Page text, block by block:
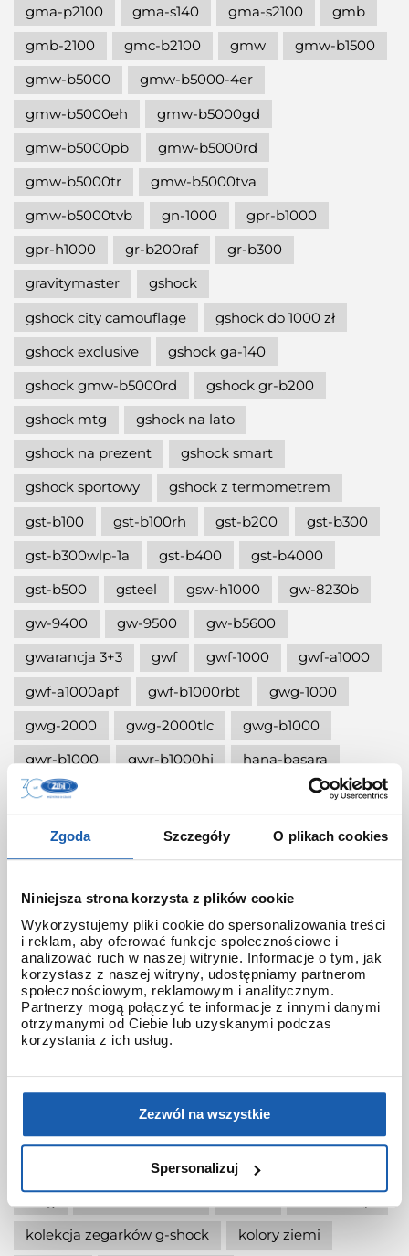
Zgoda Szczegóły O plikach cookies
Niniejsza strona korzysta z plików cookie
Wykorzystujemy pliki cookie do spersonalizowania treści
i reklam, aby oferować funkcje społecznościowe i
analizować ruch w naszej witrynie. Informacje o tym, jak
korzystasz z naszej witryny, udostępniamy partnerom
społecznościowym, reklamowym i analitycznym.
Partnerzy mogą połączyć te informacje z innymi danymi
otrzymanymi od Ciebie lub uzyskanymi podczas
korzystania z ich usług.
Zezwól na wszystkie
Spersonalizuj
gma-p2100
gma-s140 gma-s2100
gmb
gmb-2100
gmc-b2100 gmw
gmw-b1500
gmw-b5000
gmw-b5000-4er
gmw-b5000eh
gmw-b5000gd
gmw-b5000pb
gmw-b5000rd
gmw-b5000tr
gmw-b5000tva
gmw-b5000tvb
gn-1000
gpr-b1000
gpr-h1000
gr-b200raf
gr-b300
gravitymaster
gshock
gshock city camouflage
gshock do 1000 zł
gshock exclusive
gshock ga-140
gshock gmw-b5000rd
gshock gr-b200
gshock mtg
gshock na lato
gshock na prezent
gshock smart
gshock sportowy
gshock z termometrem
gst-b100
gst-b100rh gst-b200
gst-b300
gst-b300wlp-1a
gst-b400
gst-b4000
gst-b500
gsteel gsw-h1000
gw-8230b
gw-9400
gw-9500
gw-b5600
gwarancja 3+3
gwf gwf-1000
gwf-a1000
gwf-a1000apf
gwf-b1000rbt
gwg-1000
gwg-2000
gwg-2000tlc
gwg-b1000
gwr-b1000
gwr-b1000hj
hana-basara
hidden talents
ignite red
illuminator g-shock
iluminator g-shock
iluminator w zegarku
instrukcja
jak czyścić g-shocka
jak skrócić bransoletę w g-shock?
jak ustawić zegarek g-shock ga-2100?
jak włączyć podświetlenie w zegarku
jak wymienić baterię gshock?
jaki g-shock wybrać
jaki zegarek damski kupić
jaki zegarek g-shock wybrać
jaki zegarek wybrać
kermit
kolekcja zegarków g-shock
kolory ziemi